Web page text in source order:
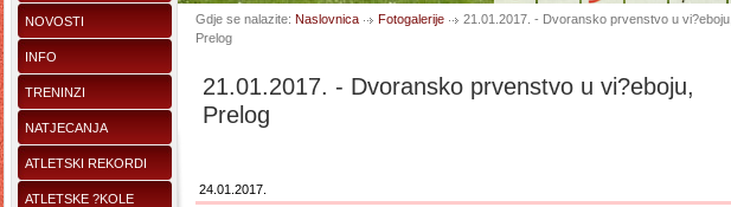
NOVOSTI
INFO
TRENINZI
NATJECANJA
ATLETSKI REKORDI
ATLETSKE ?KOLE
Gdje se nalazite: Naslovnica Fotogalerije
21.01.2017. - Dvoransko prvenstvo u vi?eboju,
Prelog
21.01.2017. - Dvoransko prvenstvo u vi?eboju,
Prelog
24.01.2017.